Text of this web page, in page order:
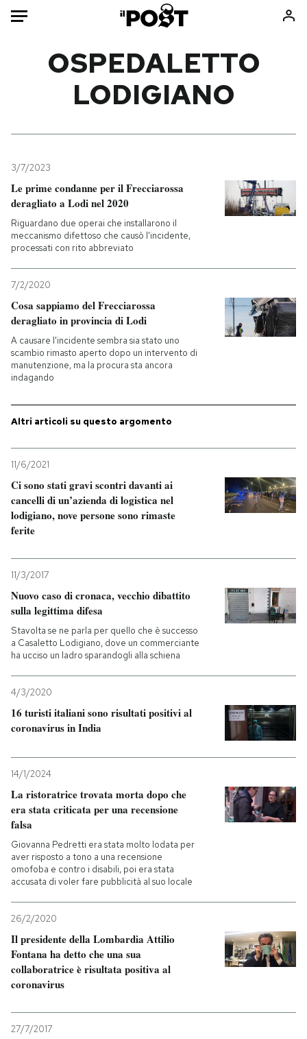
Mondo
Tecnologia
Internet
Cultura
Economia
Libri
Ok Boomer!
Europa
PODCAST
NEWSLETTER
I MIEI PREFERITI
SHOP
CALENDARIO
AREA PERSONALE
OSPEDALETTO
LODIGIANO
3/7/2023
Le prime condanne per il Frecciarossa
deragliato a Lodi nel 2020
Riguardano due operai che installarono il
meccanismo difettoso che causò l'incidente,
processati con rito abbreviato
7/2/2020
Cosa sappiamo del Frecciarossa
deragliato in provincia di Lodi
A causare l'incidente sembra sia stato uno
scambio rimasto aperto dopo un intervento di
manutenzione, ma la procura sta ancora
indagando
Altri articoli su questo argomento
11/6/2021
Ci sono stati gravi scontri davanti ai
cancelli di un’azienda di logistica nel
lodigiano, nove persone sono rimaste
ferite
11/3/2017
Nuovo caso di cronaca, vecchio dibattito
sulla legittima difesa
Stavolta se ne parla per quello che è successo
a Casaletto Lodigiano, dove un commerciante
ha ucciso un ladro sparandogli alla schiena
4/3/2020
16 turisti italiani sono risultati positivi al
coronavirus in India
14/1/2024
La ristoratrice trovata morta dopo che
era stata criticata per una recensione
falsa
Giovanna Pedretti era stata molto lodata per
aver risposto a tono a una recensione
omofoba e contro i disabili, poi era stata
accusata di voler fare pubblicità al suo locale
26/2/2020
Il presidente della Lombardia Attilio
Fontana ha detto che una sua
collaboratrice è risultata positiva al
coronavirus
27/7/2017